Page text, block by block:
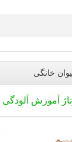
خانگی
آموزش آلودگی